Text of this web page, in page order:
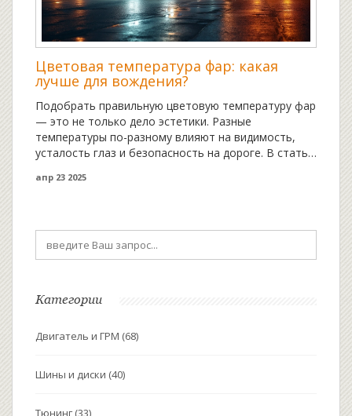
Цветовая температура фар: какая
лучше для вождения?
Подобрать правильную цветовую температуру фар
— это не только дело эстетики. Разные
температуры по-разному влияют на видимость,
усталость глаз и безопасность на дороге. В статье
цветовая температура, как она влияет на свет
чтобы не попасть в неприятности с ГИБДД и не
ослеплять других водителей. Прочитав статью,
разбираться в цветовых температурах фар станет
апр 23 2025
Категории
Двигатель и ГРМ (68)
Шины и диски (40)
Тюнинг (33)